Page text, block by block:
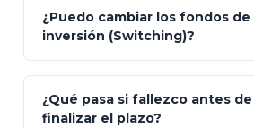
inflación), Dólares o Euros
¿Puedo cambiar los fondos de
inversión (Switching)?
"Switching" (cambio de fondos)
¿Qué pasa si fallezco antes de
finalizar el plazo?